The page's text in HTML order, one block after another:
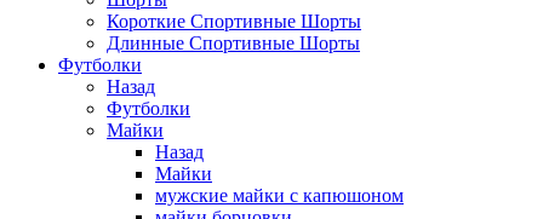
Короткие Спортивные Шорты
Длинные Спортивные Шорты
Футболки
Назад
Футболки
Майки
Назад
Майки
мужские майки с капюшоном